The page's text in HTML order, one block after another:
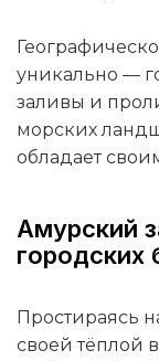
уникально —
заливы и
морских
обладает
Амурский
городских
Простираясь
своей тёплой